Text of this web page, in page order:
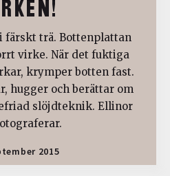
färskt trä. Bottenplattan
virke. När det fuktiga
krymper botten fast.
hugger och berättar om
slöjdteknik. Ellinor
2015